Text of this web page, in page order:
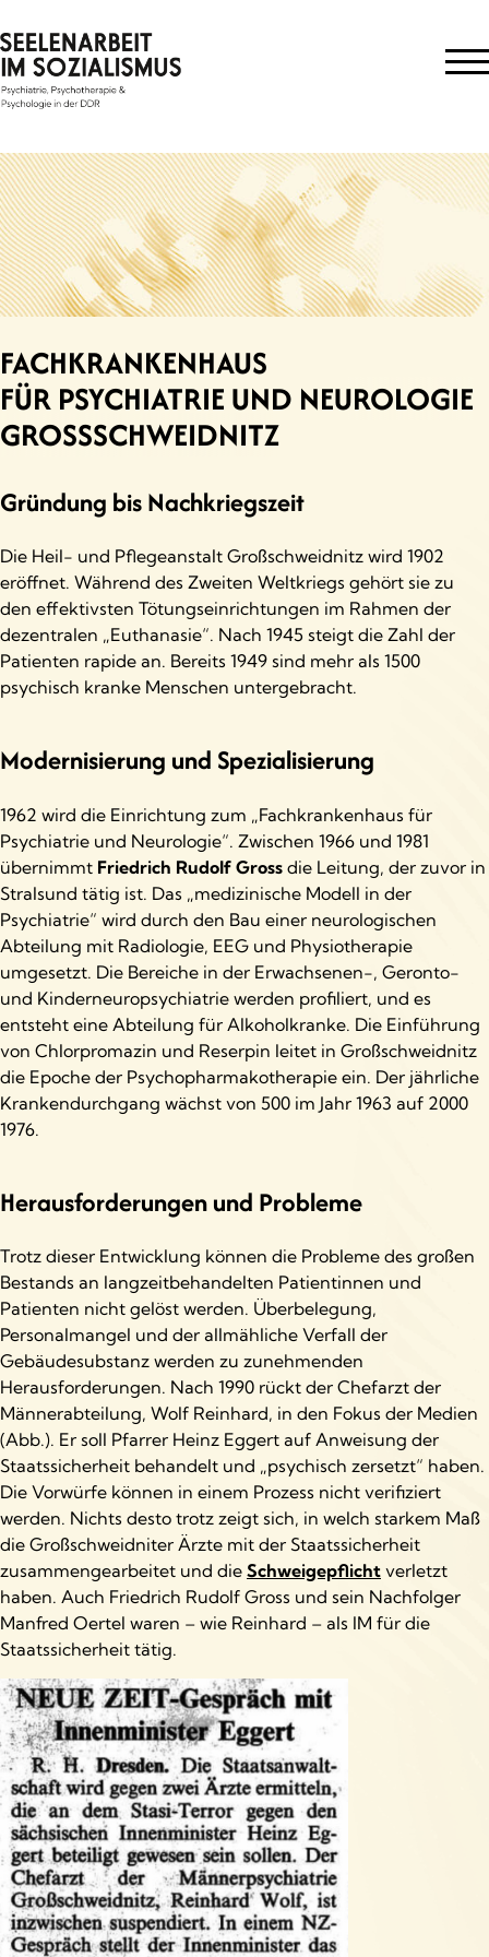
to
content
FACHKRANKENHAUS
FÜR PSYCHIATRIE UND NEUROLOGIE
GROSSSCHWEIDNITZ
Gründung bisNachkriegszeit
Die Heil- und Pflegeanstalt Großschweidnitz wird 1902
eröffnet. Während des Zweiten Weltkriegs gehört sie zu
den effektivsten Tötungseinrichtungen im Rahmen der
dezentralen „Euthanasie“. Nach 1945 steigt die Zahl der
Patienten rapide an. Bereits 1949 sind mehr als 1500
psychisch kranke Menschen untergebracht.
Modernisierung und Spezialisierung
1962 wird die Einrichtung zum „Fachkrankenhaus für
Psychiatrie und Neurologie“. Zwischen 1966 und 1981
übernimmt Friedrich Rudolf Gross die Leitung, der zuvor in
Stralsund tätig ist. Das „medizinische Modell in der
Psychiatrie“ wird durch den Bau einer neurologischen
Abteilung mit Radiologie, EEG und Physiotherapie
umgesetzt. Die Bereiche in der Erwachsenen-, Geronto-
und Kinderneuropsychiatrie werden profiliert, und es
entsteht eine Abteilung für Alkoholkranke. Die Einführung
von Chlorpromazin und Reserpin leitet in Großschweidnitz
die Epoche der Psychopharmakotherapie ein. Der jährliche
Krankendurchgang wächst von 500 im Jahr 1963 auf 2000
1976.
Herausforderungen und Probleme
Trotz dieser Entwicklung können die Probleme des großen
Bestands an langzeitbehandelten Patientinnen und
Patienten nicht gelöst werden. Überbelegung,
Personalmangel und der allmähliche Verfall der
Gebäudesubstanz werden zu zunehmenden
Herausforderungen. Nach 1990 rückt der Chefarzt der
Männerabteilung, Wolf Reinhard, in den Fokus der Medien
(Abb.). Er soll Pfarrer Heinz Eggert auf Anweisung der
Staatssicherheit behandelt und „psychisch zersetzt“ haben.
Die Vorwürfe können in einem Prozess nicht verifiziert
werden. Nichts desto trotz zeigt sich, in welch starkem Maß
die Großschweidniter Ärzte mit der Staatssicherheit
zusammengearbeitet und die Schweigepflicht verletzt
haben. Auch Friedrich Rudolf Gross und sein Nachfolger
Manfred Oertel waren – wie Reinhard – als IM für die
Staatssicherheit tätig.